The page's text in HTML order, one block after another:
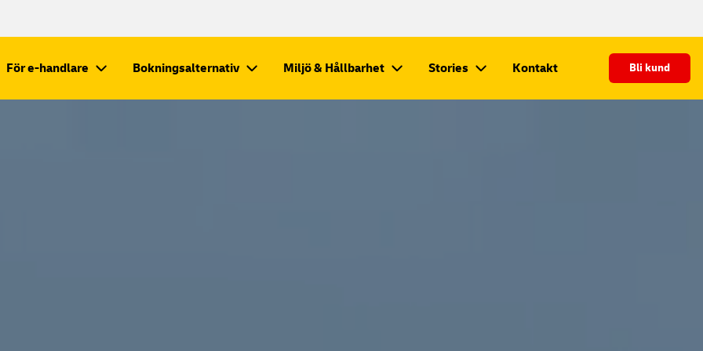
För e-handlare Bokningsalternativ Miljö & Hållbarhet Stories Kontakt Bli kund